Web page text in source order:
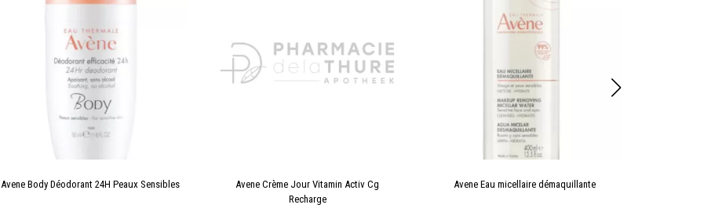
Avene Body Déodorant 24H Peaux Sensibles
Avene Crème Jour Vitamin Activ Cg
Recharge
Avene Eau micellaire démaquillante